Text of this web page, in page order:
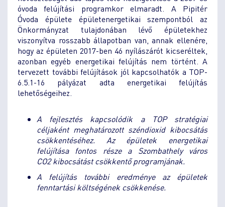
óvoda felújítási programkor elmaradt. A Pipitér
Óvoda épülete épületenergetikai szempontból az
Önkormányzat tulajdonában lévő épületekhez
viszonyítva rosszabb állapotban van, annak ellenére,
hogy az épületen 2017-ben 46 nyílászárót kicseréltek,
azonban egyéb energetikai felújítás nem történt. A
tervezett további felújítások jól kapcsolhatók a TOP-
6.5.1-16 pályázat adta energetikai felújítás
lehetőségeihez.
A fejlesztés kapcsolódik a TOP stratégiai
céljaként meghatározott széndioxid kibocsátás
csökkentéséhez. Az épületek energetikai
felújítása fontos része a Szombathely város
CO2 kibocsátást csökkentő programjának.
A felújítás további eredménye az épületek
fenntartási költségének csökkenése.